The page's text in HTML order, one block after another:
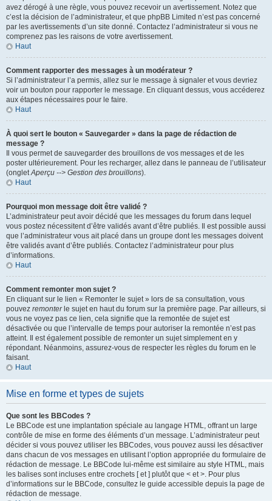
avez dérogé à une règle, vous pouvez recevoir un avertissement. Notez que
c’est la décision de l’administrateur, et que phpBB Limited n’est pas concerné
par les avertissements d’un site donné. Contactez l’administrateur si vous ne
comprenez pas les raisons de votre avertissement.
Haut
Comment rapporter des messages à un modérateur ?
Si l’administrateur l’a permis, allez sur le message à signaler et vous devriez
voir un bouton pour rapporter le message. En cliquant dessus, vous accéderez
aux étapes nécessaires pour le faire.
Haut
À quoi sert le bouton « Sauvegarder » dans la page de rédaction de
message ?
Il vous permet de sauvegarder des brouillons de vos messages et de les
poster ultérieurement. Pour les recharger, allez dans le panneau de l’utilisateur
(ongletAperçu --> Gestion des brouillons).
Haut
Pourquoi mon message doit être validé ?
L’administrateur peut avoir décidé que les messages du forum dans lequel
vous postez nécessitent d’être validés avant d’être publiés. Il est possible aussi
que l’administrateur vous ait placé dans un groupe dont les messages doivent
être validés avant d’être publiés. Contactez l’administrateur pour plus
d’informations.
Haut
Comment remonter mon sujet ?
En cliquant sur le lien « Remonter le sujet » lors de sa consultation, vous
pouvez remonterle sujet en haut du forum sur la première page. Par ailleurs, si
vous ne voyez pas ce lien, cela signifie que la remontée de sujet est
désactivée ou que l’intervalle de temps pour autoriser la remontée n’est pas
atteint. Il est également possible de remonter un sujet simplement en y
répondant. Néanmoins, assurez-vous de respecter les règles du forum en le
faisant.
Haut
Mise en forme et types de sujets
Que sont les BBCodes ?
Le BBCode est une implantation spéciale au langage HTML, offrant un large
contrôle de mise en forme des éléments d’un message. L’administrateur peut
décider si vous pouvez utiliser les BBCodes, vous pouvez aussi les désactiver
dans chacun de vos messages en utilisant l’option appropriée du formulaire de
rédaction de message. Le BBCode lui-même est similaire au style HTML, mais
les balises sont incluses entre crochets [ et ] plutôt que < et >. Pour plus
d’informations sur le BBCode, consultez le guide accessible depuis la page de
rédaction de message.